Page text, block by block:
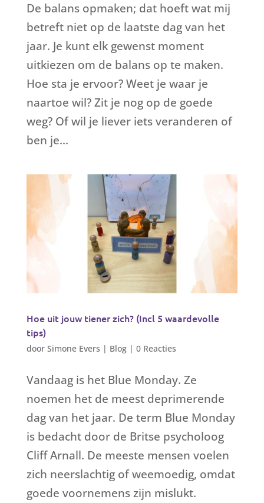
De balans opmaken; dat hoeft wat mij
betreft niet op de laatste dag van het
jaar. Je kunt elk gewenst moment
uitkiezen om de balans op te maken.
Hoe sta je ervoor? Weet je waar je
naartoe wil? Zit je nog op de goede
weg? Of wil je liever iets veranderen of
ben je...
Hoe uit jouw tiener zich? (Incl 5 waardevolle
tips)
door Simone Evers | Blog| 0 Reacties
Vandaag is het Blue Monday. Ze
noemen het de meest deprimerende
dag van het jaar. De term Blue Monday
is bedacht door de Britse psycholoog
Cliff Arnall. De meeste mensen voelen
zich neerslachtig of weemoedig, omdat
goede voornemens zijn mislukt.